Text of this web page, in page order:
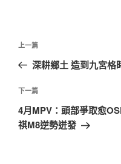
文
導
覽
上
一
文
章
上一篇
深耕鄉土 造到九宮格
下
一
篇
下一篇
4月MPV：頭部爭取愈
祺M8逆勢迸發